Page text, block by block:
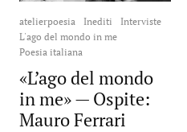
atelierpoesia Inediti
Interviste
L'ago del mondo in me
Poesia italiana
«L’ago del mondo
in me» — Ospite:
Mauro Ferrari